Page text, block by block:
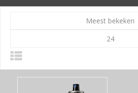
Meest bekeken
24